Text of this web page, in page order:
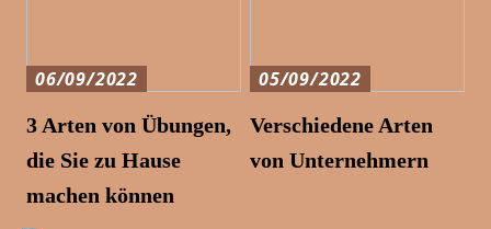
06/09/2022
3 Arten von Übungen,
die Sie zu Hause
machen können
05/09/2022
Verschiedene Arten
von Unternehmern